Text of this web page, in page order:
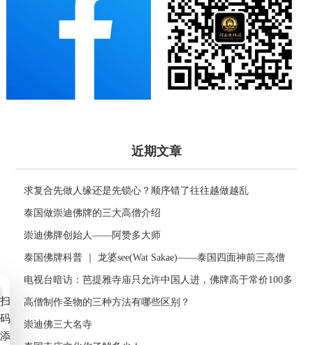
近期文章
求复合先做人缘还是先锁心？顺序错了往往越做越乱
泰国做崇迪佛牌的三大高僧介绍
崇迪佛牌创始人——阿赞多大师
泰国佛牌科普 ｜ 龙婆see(Wat Sakae)——泰国四面神前三高僧
电视台暗访：芭提雅寺庙只允许中国人进，佛牌高于常价100多
倍！
高僧制作圣物的三种方法有哪些区别？
崇迪佛三大名寺
扫
码
添